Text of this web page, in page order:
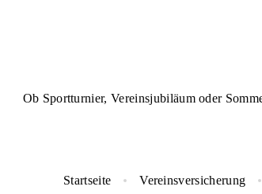
Ob Sportturnier, Vereinsjubiläum oder
Startseite Vereinsversicherung